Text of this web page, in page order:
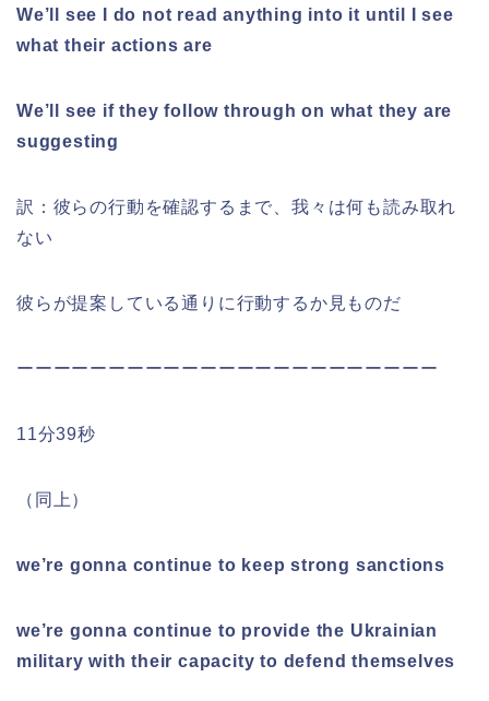
We’ll see I do not read anything into it until I see
what their actions are
We’ll see if they follow through on what they are
suggesting
訳：彼らの行動を確認するまで、我々は何も読み取れ
ない
彼らが提案している通りに行動するか見ものだ
ーーーーーーーーーーーーーーーーーーーーーーー
11分39秒
（同上）
we’re gonna continue to keep strong sanctions
we’re gonna continue to provide the Ukrainian
military with their capacity to defend themselves